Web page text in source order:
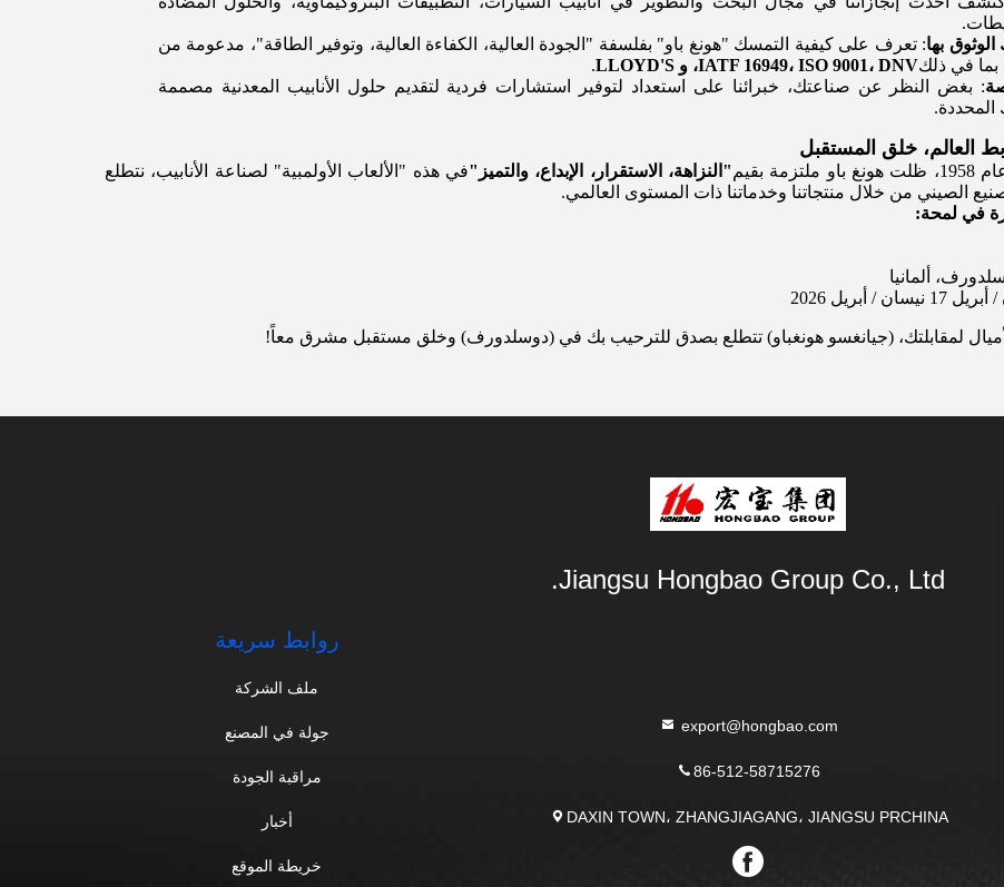
بها: تعرف على كيفية التمسك "هونغ باو" بفلسفة "الجودة العالية، الكفاءة العالية، وتوفير الطاقة"، مدعومة من
بما في ذلكIATF 16949، ISO 9001، DNV، و LLOYD'S
.
: بغض النظر عن صناعتك، خبرائنا على استعداد لتوفير استشارات فردية لتقديم حلول الأنابيب المعدنية مصممة
المحددة.
العالم، خلق المستقبل
بقيم "النزاهة، الاستقرار، الإبداع، والتميز"في هذه "الألعاب الأولمبية" لصناعة الأنابيب، نتطلع
الصيني من خلال منتجاتنا وخدماتنا ذات المستوى العالمي.
في لمحة:
ألمانيا
لمقابلتك، (جيانغسو هونغباو) تتطلع بصدق للترحيب بك في (دوسلدورف) وخلق مستقبل مشرق معاً!
Jiangsu Hongbao Group Co., Ltd.
export@hongbao.com
86-512-58715276
DAXIN TOWN، ZHANGJIAGANG، JIANGSU PRCHINA
روابط سريعة
ملف الشركة
جولة في المصنع
مراقبة الجودة
أخبار
خريطة الموقع